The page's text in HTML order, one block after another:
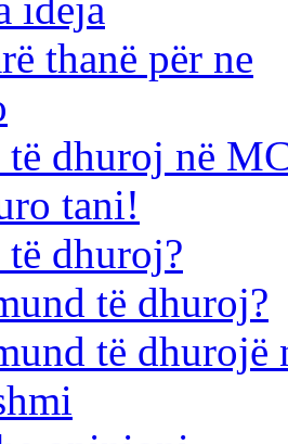
thanë për ne
të dhuroj në
tani!
të dhuroj?
të dhuroj?
të dhurojë